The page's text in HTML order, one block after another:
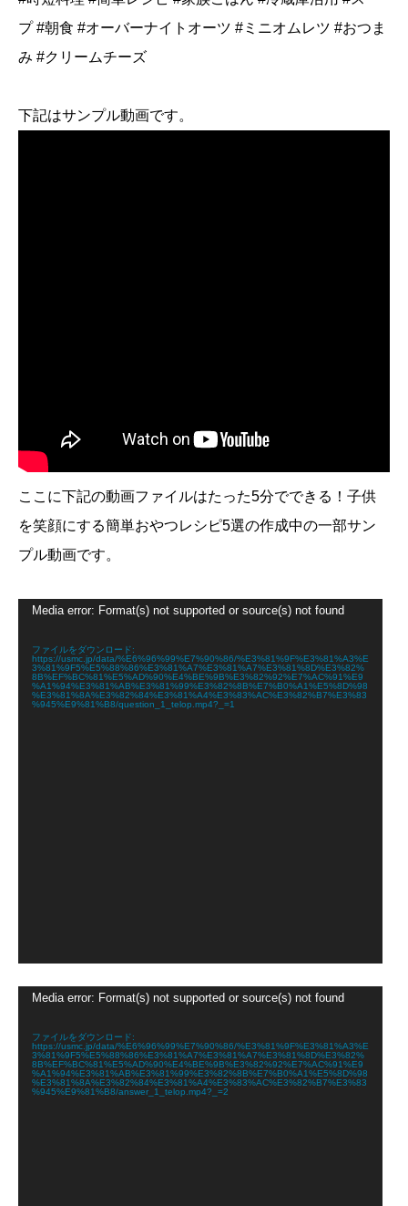
プ #朝食 #オーバーナイトオーツ #ミニオムレツ #おつま
み #クリームチーズ
下記はサンプル動画です。
ここに下記の動画ファイルはたった5分でできる！子供
を笑顔にする簡単おやつレシピ5選の作成中の一部サン
プル動画です。
Media error: Format(s) not supported or source(s) not found
ファイルをダウンロード:
https://usmc.jp/data/%E6%96%99%E7%90%86/%E3%81%9F%E3%81%A3%E
3%81%9F5%E5%88%86%E3%81%A7%E3%81%A7%E3%81%8D%E3%82%
8B%EF%BC%81%E5%AD%90%E4%BE%9B%E3%82%92%E7%AC%91%E9
%A1%94%E3%81%AB%E3%81%99%E3%82%8B%E7%B0%A1%E5%8D%98
%E3%81%8A%E3%82%84%E3%81%A4%E3%83%AC%E3%82%B7%E3%83
%945%E9%81%B8/question_1_telop.mp4?_=1
Media error: Format(s) not supported or source(s) not found
ファイルをダウンロード:
https://usmc.jp/data/%E6%96%99%E7%90%86/%E3%81%9F%E3%81%A3%E
3%81%9F5%E5%88%86%E3%81%A7%E3%81%A7%E3%81%8D%E3%82%
8B%EF%BC%81%E5%AD%90%E4%BE%9B%E3%82%92%E7%AC%91%E9
%A1%94%E3%81%AB%E3%81%99%E3%82%8B%E7%B0%A1%E5%8D%98
%E3%81%8A%E3%82%84%E3%81%A4%E3%83%AC%E3%82%B7%E3%83
%945%E9%81%B8/answer_1_telop.mp4?_=2